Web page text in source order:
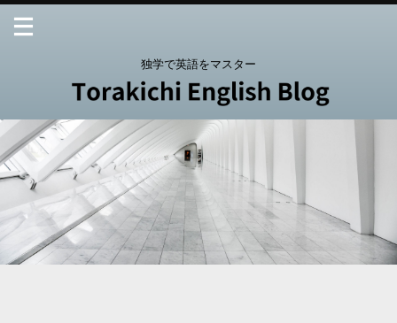
独学で英語をマスター